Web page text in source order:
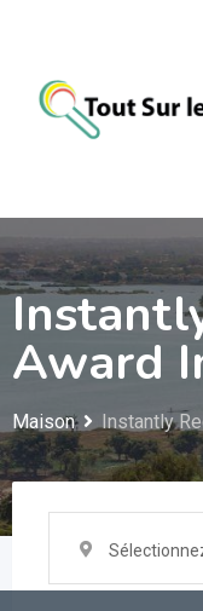
contenu
Award
Maison Instantly